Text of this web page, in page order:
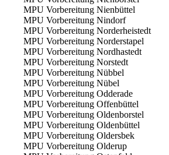
MPU Vorbereitung Nienbüttel
MPU Vorbereitung Nindorf
MPU Vorbereitung Norderheistedt
MPU Vorbereitung Norderstapel
MPU Vorbereitung Nordhastedt
MPU Vorbereitung Norstedt
MPU Vorbereitung Nübbel
MPU Vorbereitung Nübel
MPU Vorbereitung Odderade
MPU Vorbereitung Offenbüttel
MPU Vorbereitung Oldenborstel
MPU Vorbereitung Oldenbüttel
MPU Vorbereitung Oldersbek
MPU Vorbereitung Olderup